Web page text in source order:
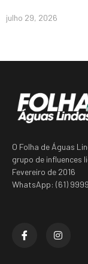
julho 29, 2026
O Folha de Águas
grupo de influences
Fevereiro de 2016
WhatsApp: (61)